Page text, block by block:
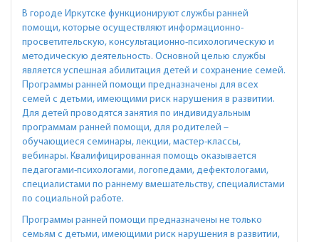
В городе Иркутске функционируют службы ранней
помощи, которые осуществляют информационно-
просветительскую, консультационно-психологическую и
методическую деятельность. Основной целью службы
является успешная абилитация детей и сохранение семей.
Программы ранней помощи предназначены для всех
семей с детьми, имеющими риск нарушения в развитии.
Для детей проводятся занятия по индивидуальным
программам ранней помощи, для родителей –
обучающиеся семинары, лекции, мастер-классы,
вебинары. Квалифицированная помощь оказывается
педагогами-психологами, логопедами, дефектологами,
специалистами по раннему вмешательству, специалистами
по социальной работе.
Программы ранней помощи предназначены не только
семьям с детьми, имеющими риск нарушения в развитии,